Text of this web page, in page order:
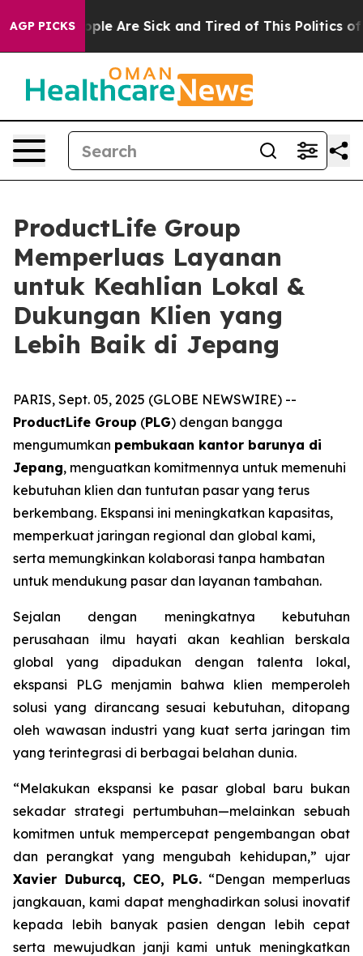
AGP PICKS
“People Are Sick and Tired of This Politics of
ProductLife Group
Memperluas Layanan
untuk Keahlian Lokal &
Dukungan Klien yang
Lebih Baik di Jepang
PARIS, Sept. 05, 2025 (GLOBE NEWSWIRE) --
ProductLife Group (PLG) dengan bangga
mengumumkan pembukaan kantor barunya di
Jepang, menguatkan komitmennya untuk memenuhi
kebutuhan klien dan tuntutan pasar yang terus
berkembang. Ekspansi ini meningkatkan kapasitas,
memperkuat jaringan regional dan global kami,
serta memungkinkan kolaborasi tanpa hambatan
untuk mendukung pasar dan layanan tambahan.
Sejalan dengan meningkatnya kebutuhan
perusahaan ilmu hayati akan keahlian berskala
global yang dipadukan dengan talenta lokal,
ekspansi PLG menjamin bahwa klien memperoleh
solusi yang dirancang sesuai kebutuhan, ditopang
oleh wawasan industri yang kuat serta jaringan tim
yang terintegrasi di berbagai belahan dunia.
“Melakukan ekspansi ke pasar global baru bukan
sekadar strategi pertumbuhan—melainkan sebuah
komitmen untuk mempercepat pengembangan obat
dan perangkat yang mengubah kehidupan,” ujar
Xavier Duburcq, CEO, PLG.“Dengan memperluas
jangkauan, kami dapat menghadirkan solusi inovatif
kepada lebih banyak pasien dengan lebih cepat
serta mewujudkan janji kami untuk meningkatkan